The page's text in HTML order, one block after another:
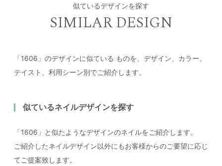
似ているデザインを探す
SIMILAR DESIGN
「1606」のデザインに似ている ものを、デザイン、カラー、
テイスト、利用シーン別でご紹介します。
似ているネイルデザインを探す
「1606」と似たようなデザインのネイルをご紹介します。
ご紹介したネイルデザイン以外にもお客様からのご要望に応じ
てご提案致します。